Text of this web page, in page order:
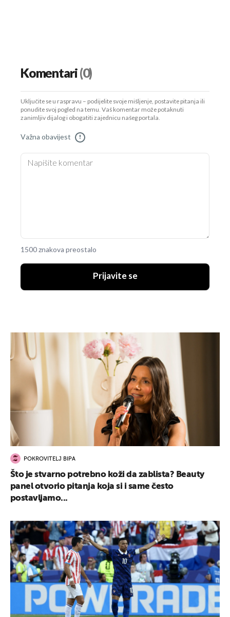
Komentari(0)
Uključite se u raspravu – podijelite svoje mišljenje, postavite pitanja ili
ponudite svoj pogled na temu. Vaš komentar može potaknuti
zanimljiv dijalog i obogatiti zajednicu našeg portala.
Važna obavijest !
1500 znakova preostalo
Prijavite se
POKROVITELJ BIPA
Što je stvarno potrebno koži da zablista? Beauty
panel otvorio pitanja koja si i same često
postavljamo...